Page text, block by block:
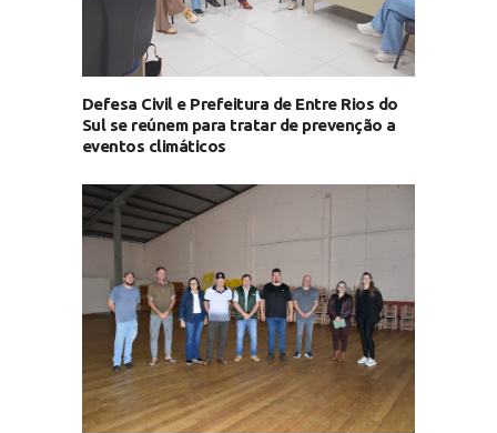
Defesa Civil e Prefeitura de Entre Rios do
Sul se reúnem para tratar de prevenção a
eventos climáticos